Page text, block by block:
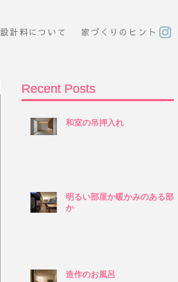
設計料について ​家づくりのヒント
Recent Posts
和室の吊押入れ
明るい部屋か暖かみのある部屋
か
造作のお風呂
Recent Posts
和室の吊押入れ
明るい部屋か暖かみのある部屋
か
造作のお風呂